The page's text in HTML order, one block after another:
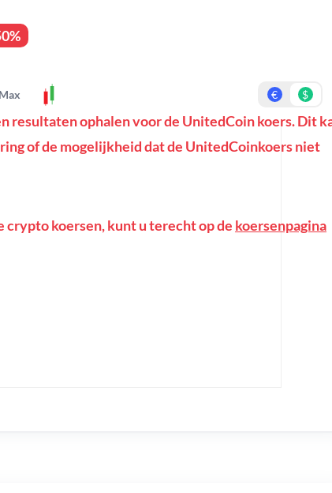
Max € $
resultaten ophalen voor de UnitedCoin koers. Dit
of de mogelijkheid dat de UnitedCoinkoers niet
crypto koersen, kunt u terecht op de koersenpagina